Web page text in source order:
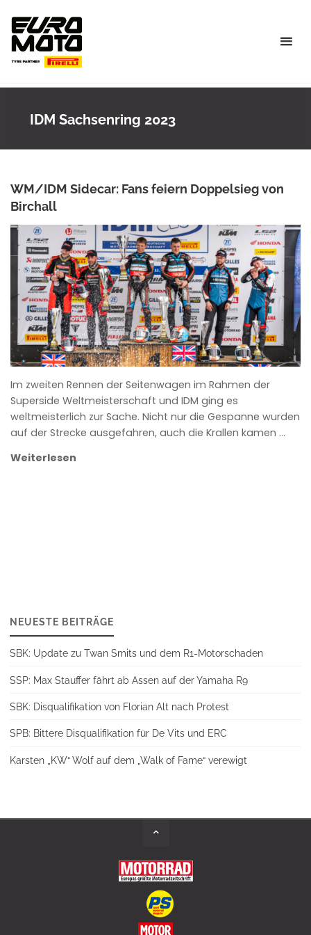
content
IDM Sachsenring 2023
WM/IDM Sidecar: Fans feiern Doppelsieg von
Birchall
ROWENA HINZMANN
Im zweiten Rennen der Seitenwagen im Rahmen der
Superside Weltmeisterschaft und IDM ging es
weltmeisterlich zur Sache. Nicht nur die Gespanne wurden
auf der Strecke ausgefahren, auch die Krallen kamen …
Weiterlesen
NEUESTE BEITRÄGE
SBK: Update zu Twan Smits und dem R1-Motorschaden
SSP: Max Stauffer fährt ab Assen auf der Yamaha R9
SBK: Disqualifikation von Florian Alt nach Protest
SPB: Bittere Disqualifikation für De Vits und ERC
Karsten „KW“ Wolf auf dem „Walk of Fame“ verewigt
Back